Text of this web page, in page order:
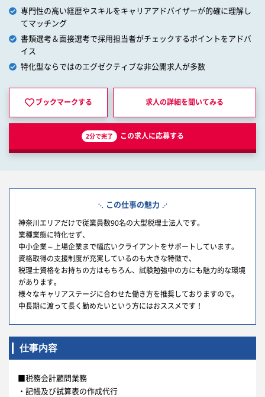
専門性の高い経歴やスキルをキャリアアドバイザーが的確に理解し
てマッチング
書類選考＆面接選考で採用担当者がチェックするポイントをアドバ
イス
特化型ならではのエグゼクティブな非公開求人が多数
ブックマークする 求人の詳細を聞いてみる
2分で完了 この求人に応募する
この仕事の魅力
神奈川エリアだけで従業員数90名の大型税理士法人です。
業種業態に特化せず、
中小企業～上場企業まで幅広いクライアントをサポートしています。
資格取得の支援制度が充実しているのも大きな特徴で、
税理士資格をお持ちの方はもちろん、試験勉強中の方にも魅力的な環境
があります。
様々なキャリアステージに合わせた働き方を推奨しておりますので。
中長期に渡って長く勤めたいという方にはおススメです！
仕事内容
■税務会計顧問業務
・記帳及び試算表の作成代行